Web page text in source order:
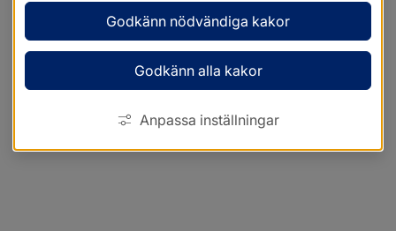
Godkänn nödvändiga kakor
Godkänn alla kakor
Anpassa inställningar